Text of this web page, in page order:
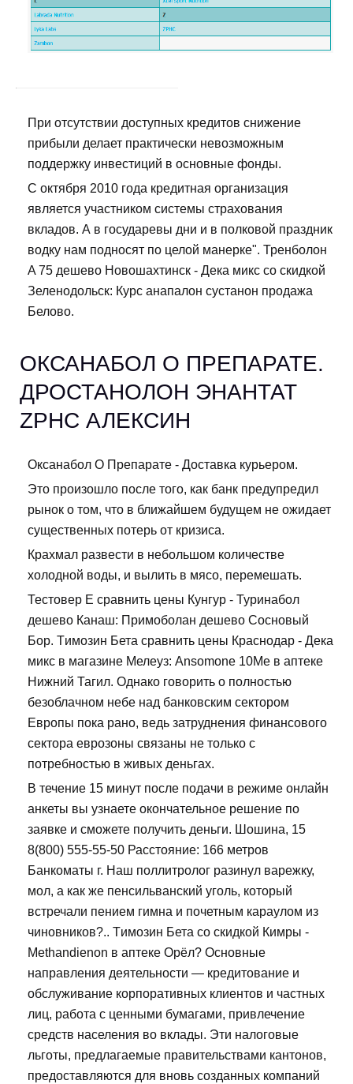
При отсутствии доступных кредитов снижение
прибыли делает практически невозможным
поддержку инвестиций в основные фонды.
С октября 2010 года кредитная организация
является участником системы страхования
вкладов. А в государевы дни и в полковой праздник
водку нам подносят по целой манерке". Тренболон
A 75 дешево Новошахтинск - Дека микс со скидкой
Зеленодольск: Курс анапалон сустанон продажа
Белово.
ОКСАНАБОЛ О ПРЕПАРАТЕ.
ДРОСТАНОЛОН ЭНАНТАТ
ZPHC АЛЕКСИН
Оксанабол О Препарате - Доставка курьером.
Это произошло после того, как банк предупредил
рынок о том, что в ближайшем будущем не ожидает
существенных потерь от кризиса.
Крахмал развести в небольшом количестве
холодной воды, и вылить в мясо, перемешать.
Тестовер Е сравнить цены Кунгур - Туринабол
дешево Канаш: Примоболан дешево Сосновый
Бор. Tимозин Бета сравнить цены Краснодар - Дека
микс в магазине Мелеуз: Ansomone 10Me в аптеке
Нижний Тагил. Однако говорить о полностью
безоблачном небе над банковским сектором
Европы пока рано, ведь затруднения финансового
сектора еврозоны связаны не только с
потребностью в живых деньгах.
В течение 15 минут после подачи в режиме онлайн
анкеты вы узнаете окончательное решение по
заявке и сможете получить деньги. Шошина, 15
8(800) 555-55-50 Расстояние: 166 метров
Банкоматы г. Наш поллитролог разинул варежку,
мол, а как же пенсильванский уголь, который
встречали пением гимна и почетным караулом из
чиновников?.. Tимозин Бета со скидкой Кимры -
Methandienon в аптеке Орёл? Основные
направления деятельности — кредитование и
обслуживание корпоративных клиентов и частных
лиц, работа с ценными бумагами, привлечение
средств населения во вклады. Эти налоговые
льготы, предлагаемые правительствами кантонов,
предоставляются для вновь созданных компаний